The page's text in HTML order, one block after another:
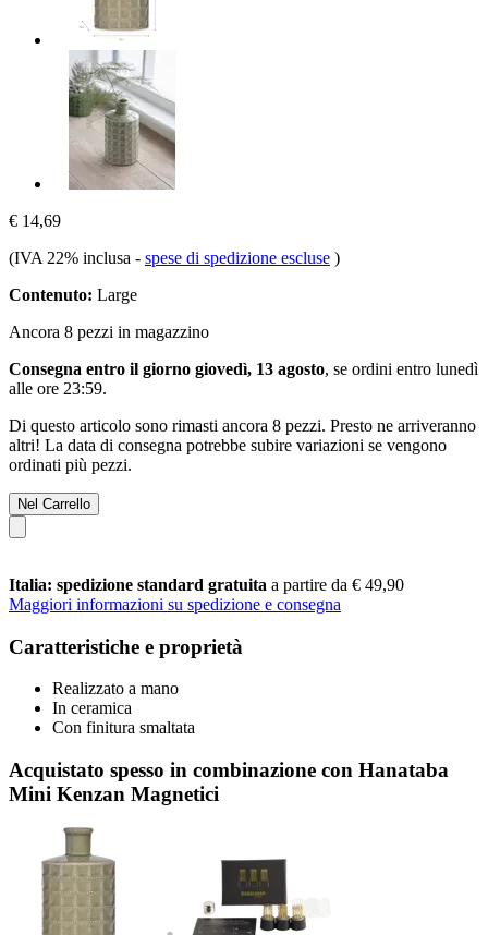
€ 14,69
(IVA 22% inclusa - spese di spedizione escluse )
Contenuto: Large
Ancora 8 pezzi in magazzino
Consegna entro il giorno giovedì, 13 agosto, se ordini entro lunedì
alle ore 23:59.
Di questo articolo sono rimasti ancora 8 pezzi. Presto ne arriveranno
altri! La data di consegna potrebbe subire variazioni se vengono
ordinati più pezzi.
Nel Carrello
Italia: spedizione standard gratuita a partire da € 49,90
Maggiori informazioni su spedizione e consegna
Caratteristiche e proprietà
Realizzato a mano
In ceramica
Con finitura smaltata
Acquistato spesso in combinazione con Hanataba
Mini Kenzan Magnetici